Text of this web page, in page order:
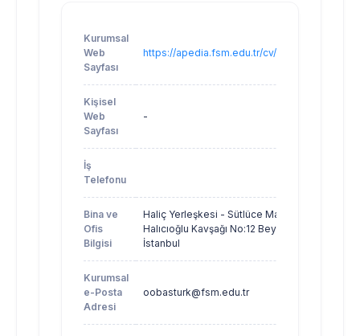
Kurumsal
Web
Sayfası
https://apedia.fsm.edu.tr/cv/oobasturk
Kişisel
Web
Sayfası
-
İş
Telefonu
Bina ve
Ofis
Bilgisi
Haliç Yerleşkesi - Sütlüce Mah.
Halıcıoğlu Kavşağı No:12 Beyoğlu /
İstanbul
Kurumsal
e-Posta
Adresi
oobasturk@fsm.edu.tr